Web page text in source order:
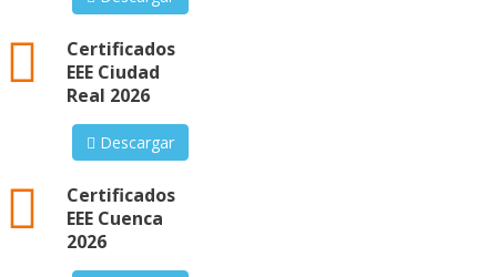
Certificados
EEE Ciudad
Real 2026
xml
Descargar
Certificados
EEE Cuenca
2026
xml